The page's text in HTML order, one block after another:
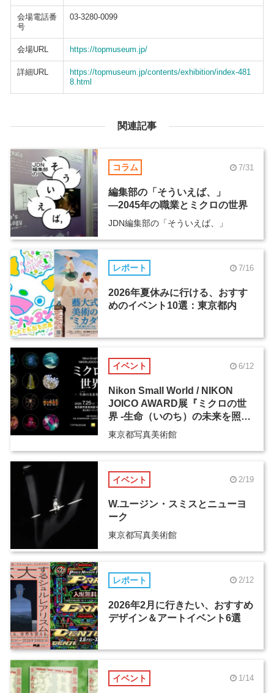
会場電話番
号
03-3280-0099
会場URL https://topmuseum.jp/
詳細URL
https://topmuseum.jp/contents/exhibition/index-481
8.html
関連記事
コラム 7/31
編集部の「そういえば、」
―2045年の職業とミクロの世界
JDN編集部の「そういえば、」
レポート 7/16
2026年夏休みに行ける、おすす
めのイベント10選：東京都内
イベント 6/12
Nikon Small World / NIKON
JOICO AWARD展『ミクロの世
界 -生命（いのち）の未来を照ら
す-』
東京都写真美術館
イベント 2/19
W.ユージン・スミスとニューヨ
ーク
東京都写真美術館
レポート 2/12
2026年2月に行きたい、おすすめ
デザイン＆アートイベント6選
イベント 1/14